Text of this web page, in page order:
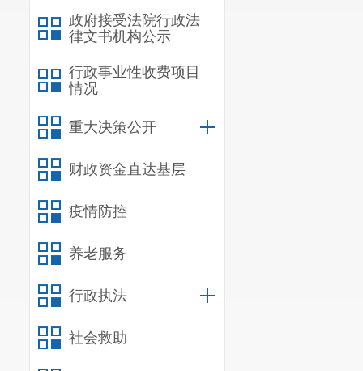
政府接受法院行政法
律文书机构公示
行政事业性收费项目
情况
重大决策公开
财政资金直达基层
疫情防控
养老服务
行政执法
社会救助